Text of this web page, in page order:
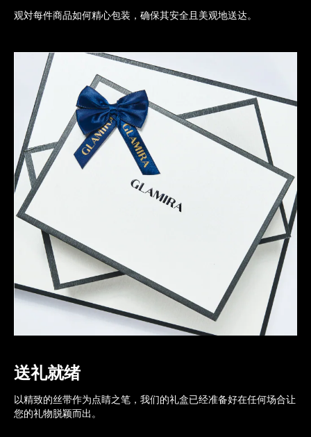
观対每件商品如何精心包装，确保其安全且美观地送达。
送礼就绪
以精致的丝带作为点睛之笔，我们的礼盒已经准备好在任何场合让
您的礼物脱颖而出。